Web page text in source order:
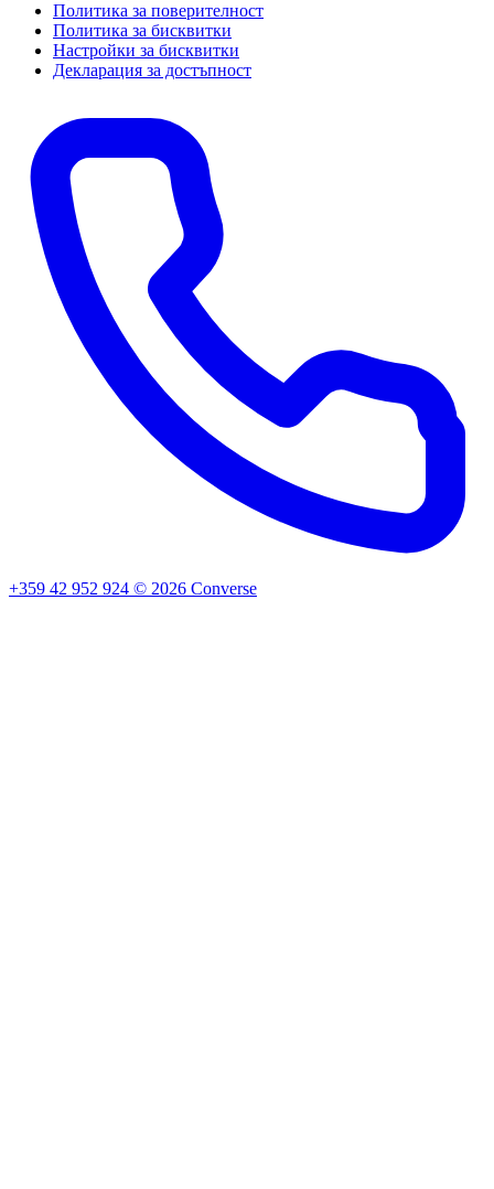
Политика за поверителност
Политика за бисквитки
Настройки за бисквитки
Декларация за достъпност
+359 42 952 924 © 2026 Converse